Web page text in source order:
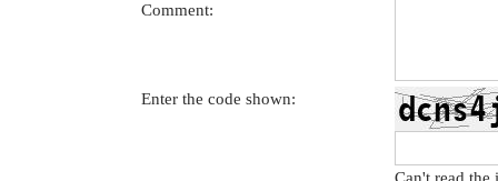
Comment:
Enter the code shown: